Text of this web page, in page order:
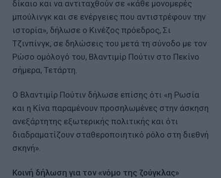
δίκαιο και να αντιταχθούν σε «κάθε μονομερές
μπούλινγκ και σε ενέργειες που αντιστρέφουν την
ιστορία», δήλωσε ο Κινέζος πρόεδρος, Σι
Τζινπίνγκ, σε δηλώσεις του μετά τη σύνοδο με τον
Ρώσο ομόλογό του, Βλαντιμίρ Πούτιν στο Πεκίνο
σήμερα, Τετάρτη.
Ο Βλαντιμίρ Πούτιν δήλωσε επίσης ότι «η Ρωσία
και η Κίνα παραμένουν προσηλωμένες στην άσκηση
ανεξάρτητης εξωτερικής πολιτικής και ότι
διαδραματίζουν σταθεροποιητικό ρόλο στη διεθνή
σκηνή».
Κοινή δήλωση για τον «νόμο της ζούγκλας»